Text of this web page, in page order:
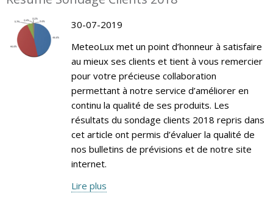
30-07-2019
MeteoLux met un point d’honneur à satisfaire
au mieux ses clients et tient à vous remercier
pour votre précieuse collaboration
permettant à notre service d’améliorer en
continu la qualité de ses produits. Les
résultats du sondage clients 2018 repris dans
cet article ont permis d’évaluer la qualité de
nos bulletins de prévisions et de notre site
internet.
Lire plus